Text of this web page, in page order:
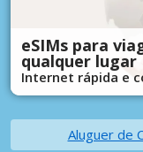
eSIMs para
qualquer lugar
Internet rápida e
Aluguer de